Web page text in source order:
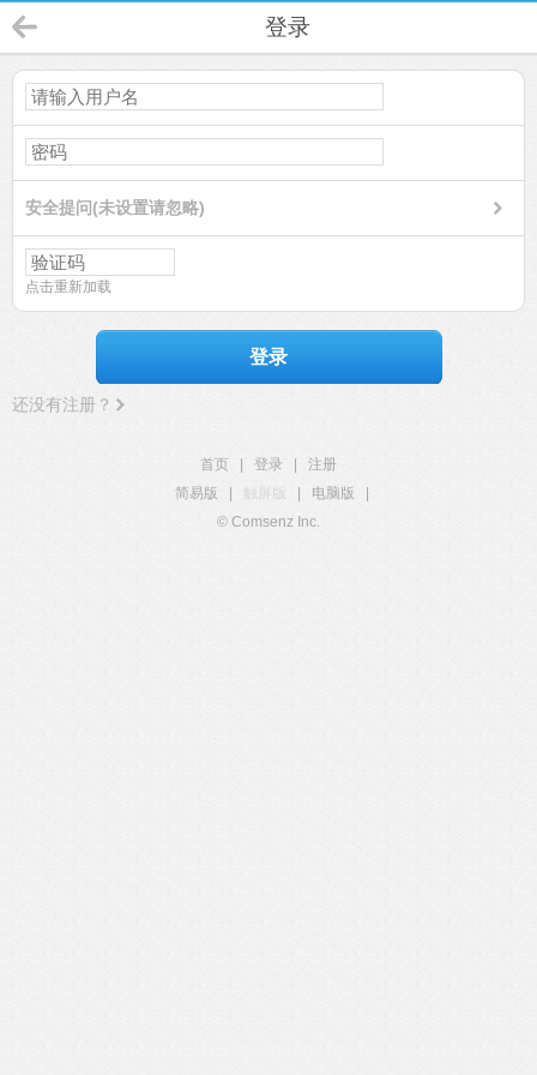
登录
安全提问(未设置请忽略)
点击重新加载
登录
还没有注册？
首页 登录
注册
简易版
触屏版 电脑版
© Comsenz Inc.